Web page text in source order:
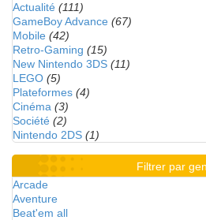
Actualité (111)
GameBoy Advance (67)
Mobile (42)
Retro-Gaming (15)
New Nintendo 3DS (11)
LEGO (5)
Plateformes (4)
Cinéma (3)
Société (2)
Nintendo 2DS (1)
Filtrer par
Arcade
Aventure
Beat'em all